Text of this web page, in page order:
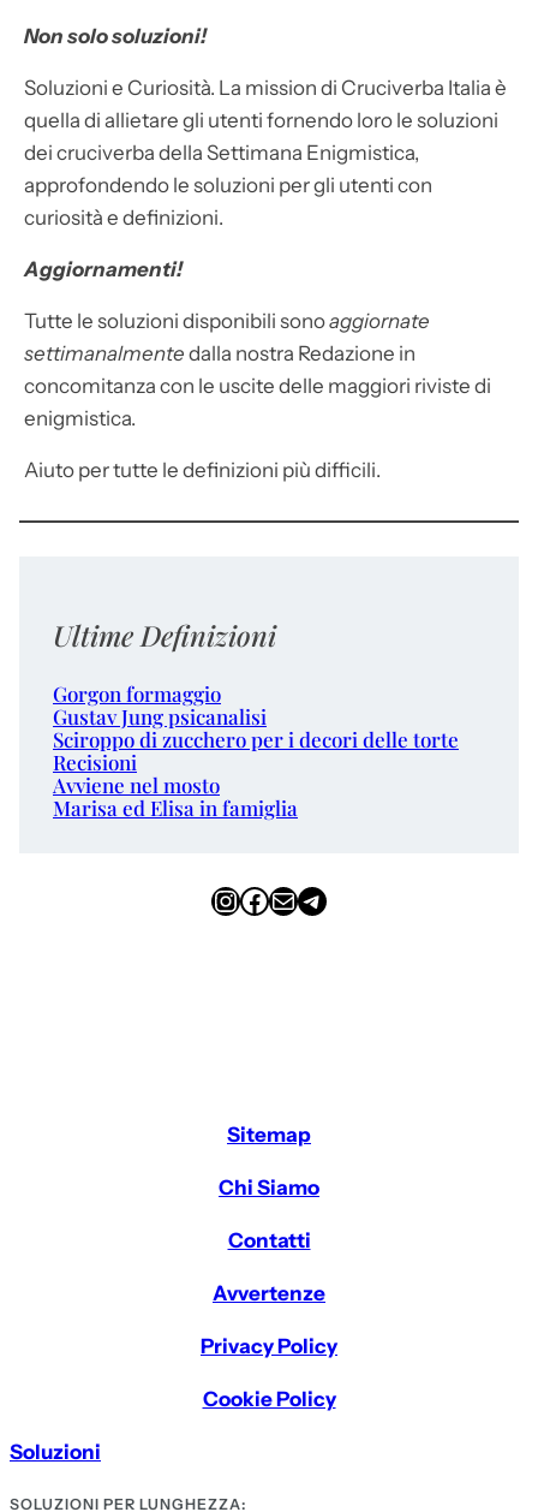
Non solo soluzioni!
Soluzioni e Curiosità. La mission di Cruciverba Italia è
quella di allietare gli utenti fornendo loro le soluzioni
dei cruciverba della Settimana Enigmistica,
approfondendo le soluzioni per gli utenti con
curiosità e definizioni.
Aggiornamenti!
Tutte le soluzioni disponibili sonoaggiornate
settimanalmente dalla nostra Redazione in
concomitanza con le uscite delle maggiori riviste di
enigmistica.
Aiuto per tutte le definizioni più difficili.
Ultime Definizioni
Gorgon formaggio
Gustav Jung psicanalisi
Sciroppo di zucchero per i decori delle torte
Recisioni
Avviene nel mosto
Marisa ed Elisa in famiglia
InstagramFacebook Email Telegram
Sitemap
Chi Siamo
Contatti
Avvertenze
Privacy Policy
Cookie Policy
Soluzioni
SOLUZIONI PER LUNGHEZZA: